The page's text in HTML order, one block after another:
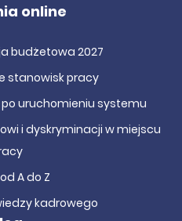
online
budżetowa 2027
stanowisk pracy
uruchomieniu systemu
i dyskryminacji w miejscu
A do Z
kadrowego